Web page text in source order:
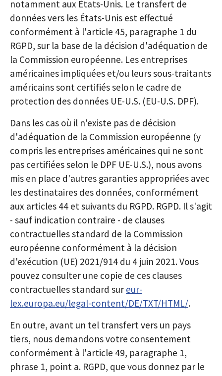
notamment aux États-Unis. Le transfert de
données vers les États-Unis est effectué
conformément à l'article 45, paragraphe 1 du
RGPD, sur la base de la décision d'adéquation de
la Commission européenne. Les entreprises
américaines impliquées et/ou leurs sous-traitants
américains sont certifiés selon le cadre de
protection des données UE-U.S. (EU-U.S. DPF).
Dans les cas où il n'existe pas de décision
d'adéquation de la Commission européenne (y
compris les entreprises américaines qui ne sont
pas certifiées selon le DPF UE-U.S.), nous avons
mis en place d'autres garanties appropriées avec
les destinataires des données, conformément
aux articles 44 et suivants du RGPD. RGPD. Il s'agit
- sauf indication contraire - de clauses
contractuelles standard de la Commission
européenne conformément à la décision
d'exécution (UE) 2021/914 du 4 juin 2021. Vous
pouvez consulter une copie de ces clauses
contractuelles standard sur eur-
lex.europa.eu/legal-content/DE/TXT/HTML/.
En outre, avant un tel transfert vers un pays
tiers, nous demandons votre consentement
conformément à l'article 49, paragraphe 1,
phrase 1, point a. RGPD, que vous donnez par le